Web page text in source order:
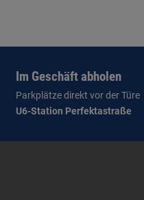
Im Geschäft abholen
Parkplätze direkt vor der Türe
U6-Station Perfektastraße